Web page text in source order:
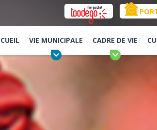
VIE MUNICIPALE CADRE DE VIE